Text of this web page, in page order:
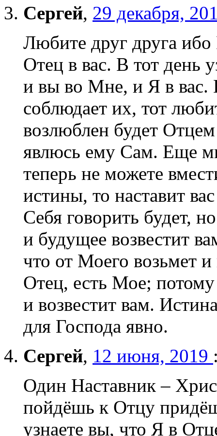
Сергей, 29 декабря,
Любите друг друга ибо
Отец в вас. В тот день
и вы во Мне, и Я в вас.
соблюдает их, тот
возлюблен будет
явлюсь ему Сам. Еще
теперь не можете
истины, то наставит
Себя говорить будет,
и будущее возвестит
что от Моего возьмет
Отец, есть Мое;
и возвестит вам.
для Господа явно.
Сергей, 12 июня, 2019
Один Наставник –
пойдёшь к Отцу
узнаете вы, что Я в